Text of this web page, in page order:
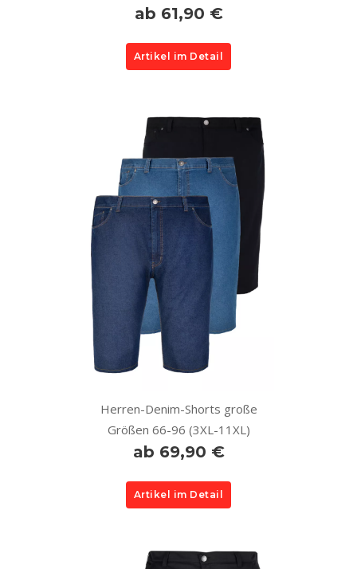
ab 61,90 €
Artikel im Detail
Herren-Denim-Shorts große
Größen 66-96 (3XL-11XL)
ab 69,90 €
Artikel im Detail